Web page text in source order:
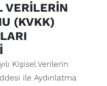
VERİLERİN
(KVKK)
Kişisel Verilerin
ile Aydınlatma